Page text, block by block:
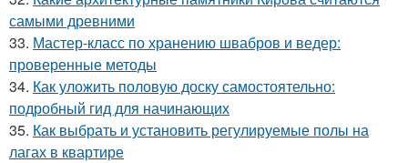
самыми древними
33. Мастер-класс по хранению швабров и ведер:
проверенные методы
34. Как уложить половую доску самостоятельно:
подробный гид для начинающих
35. Как выбрать и установить регулируемые полы на
лагах в квартире